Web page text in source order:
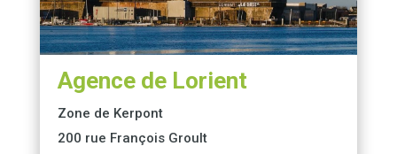
Agence de Lorient
Zone de Kerpont
200 rue François Groult